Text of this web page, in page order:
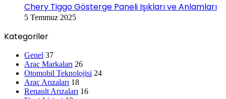
Chery Tiggo Gösterge Paneli Işıkları ve Anlamları
5 Temmuz 2025
Kategoriler
Genel 37
Araç Markaları 26
Otomobil Teknolojisi 24
Araç Arızaları 18
Renault Arızaları 16